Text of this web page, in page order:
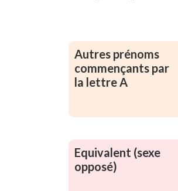
Autres prénoms
commençants par
la lettre A
Equivalent (sexe
opposé)